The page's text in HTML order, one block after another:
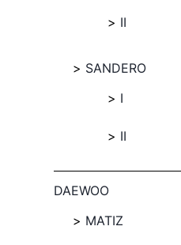
II
SANDERO
I
II
DAEWOO
MATIZ